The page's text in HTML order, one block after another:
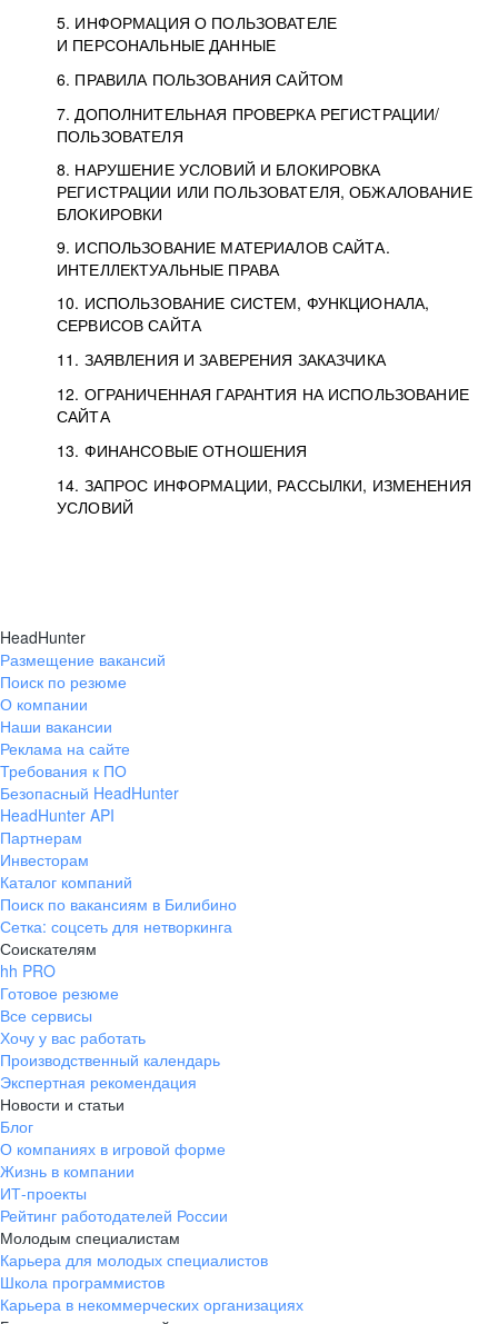
5. ИНФОРМАЦИЯ О ПОЛЬЗОВАТЕЛЕ
И ПЕРСОНАЛЬНЫЕ ДАННЫЕ
6. ПРАВИЛА ПОЛЬЗОВАНИЯ САЙТОМ
7. ДОПОЛНИТЕЛЬНАЯ ПРОВЕРКА РЕГИСТРАЦИИ/
ПОЛЬЗОВАТЕЛЯ
8. НАРУШЕНИЕ УСЛОВИЙ И БЛОКИРОВКА
РЕГИСТРАЦИИ ИЛИ ПОЛЬЗОВАТЕЛЯ, ОБЖАЛОВАНИЕ
БЛОКИРОВКИ
9. ИСПОЛЬЗОВАНИЕ МАТЕРИАЛОВ САЙТА.
ИНТЕЛЛЕКТУАЛЬНЫЕ ПРАВА
10. ИСПОЛЬЗОВАНИЕ СИСТЕМ, ФУНКЦИОНАЛА,
СЕРВИСОВ САЙТА
11. ЗАЯВЛЕНИЯ И ЗАВЕРЕНИЯ ЗАКАЗЧИКА
12. ОГРАНИЧЕННАЯ ГАРАНТИЯ НА ИСПОЛЬЗОВАНИЕ
САЙТА
13. ФИНАНСОВЫЕ ОТНОШЕНИЯ
14. ЗАПРОС ИНФОРМАЦИИ, РАССЫЛКИ, ИЗМЕНЕНИЯ
УСЛОВИЙ
HeadHunter
Размещение вакансий
Поиск по резюме
О компании
Наши вакансии
Реклама на сайте
Требования к ПО
Безопасный HeadHunter
HeadHunter API
Партнерам
Инвесторам
Каталог компаний
Поиск по вакансиям в Билибино
Сетка: соцсеть для нетворкинга
Соискателям
hh PRO
Готовое резюме
Все сервисы
Хочу у вас работать
Производственный календарь
Экспертная рекомендация
Новости и статьи
Блог
О компаниях в игровой форме
Жизнь в компании
ИТ-проекты
Рейтинг работодателей России
Молодым специалистам
Карьера для молодых специалистов
Школа программистов
Карьера в некоммерческих организациях